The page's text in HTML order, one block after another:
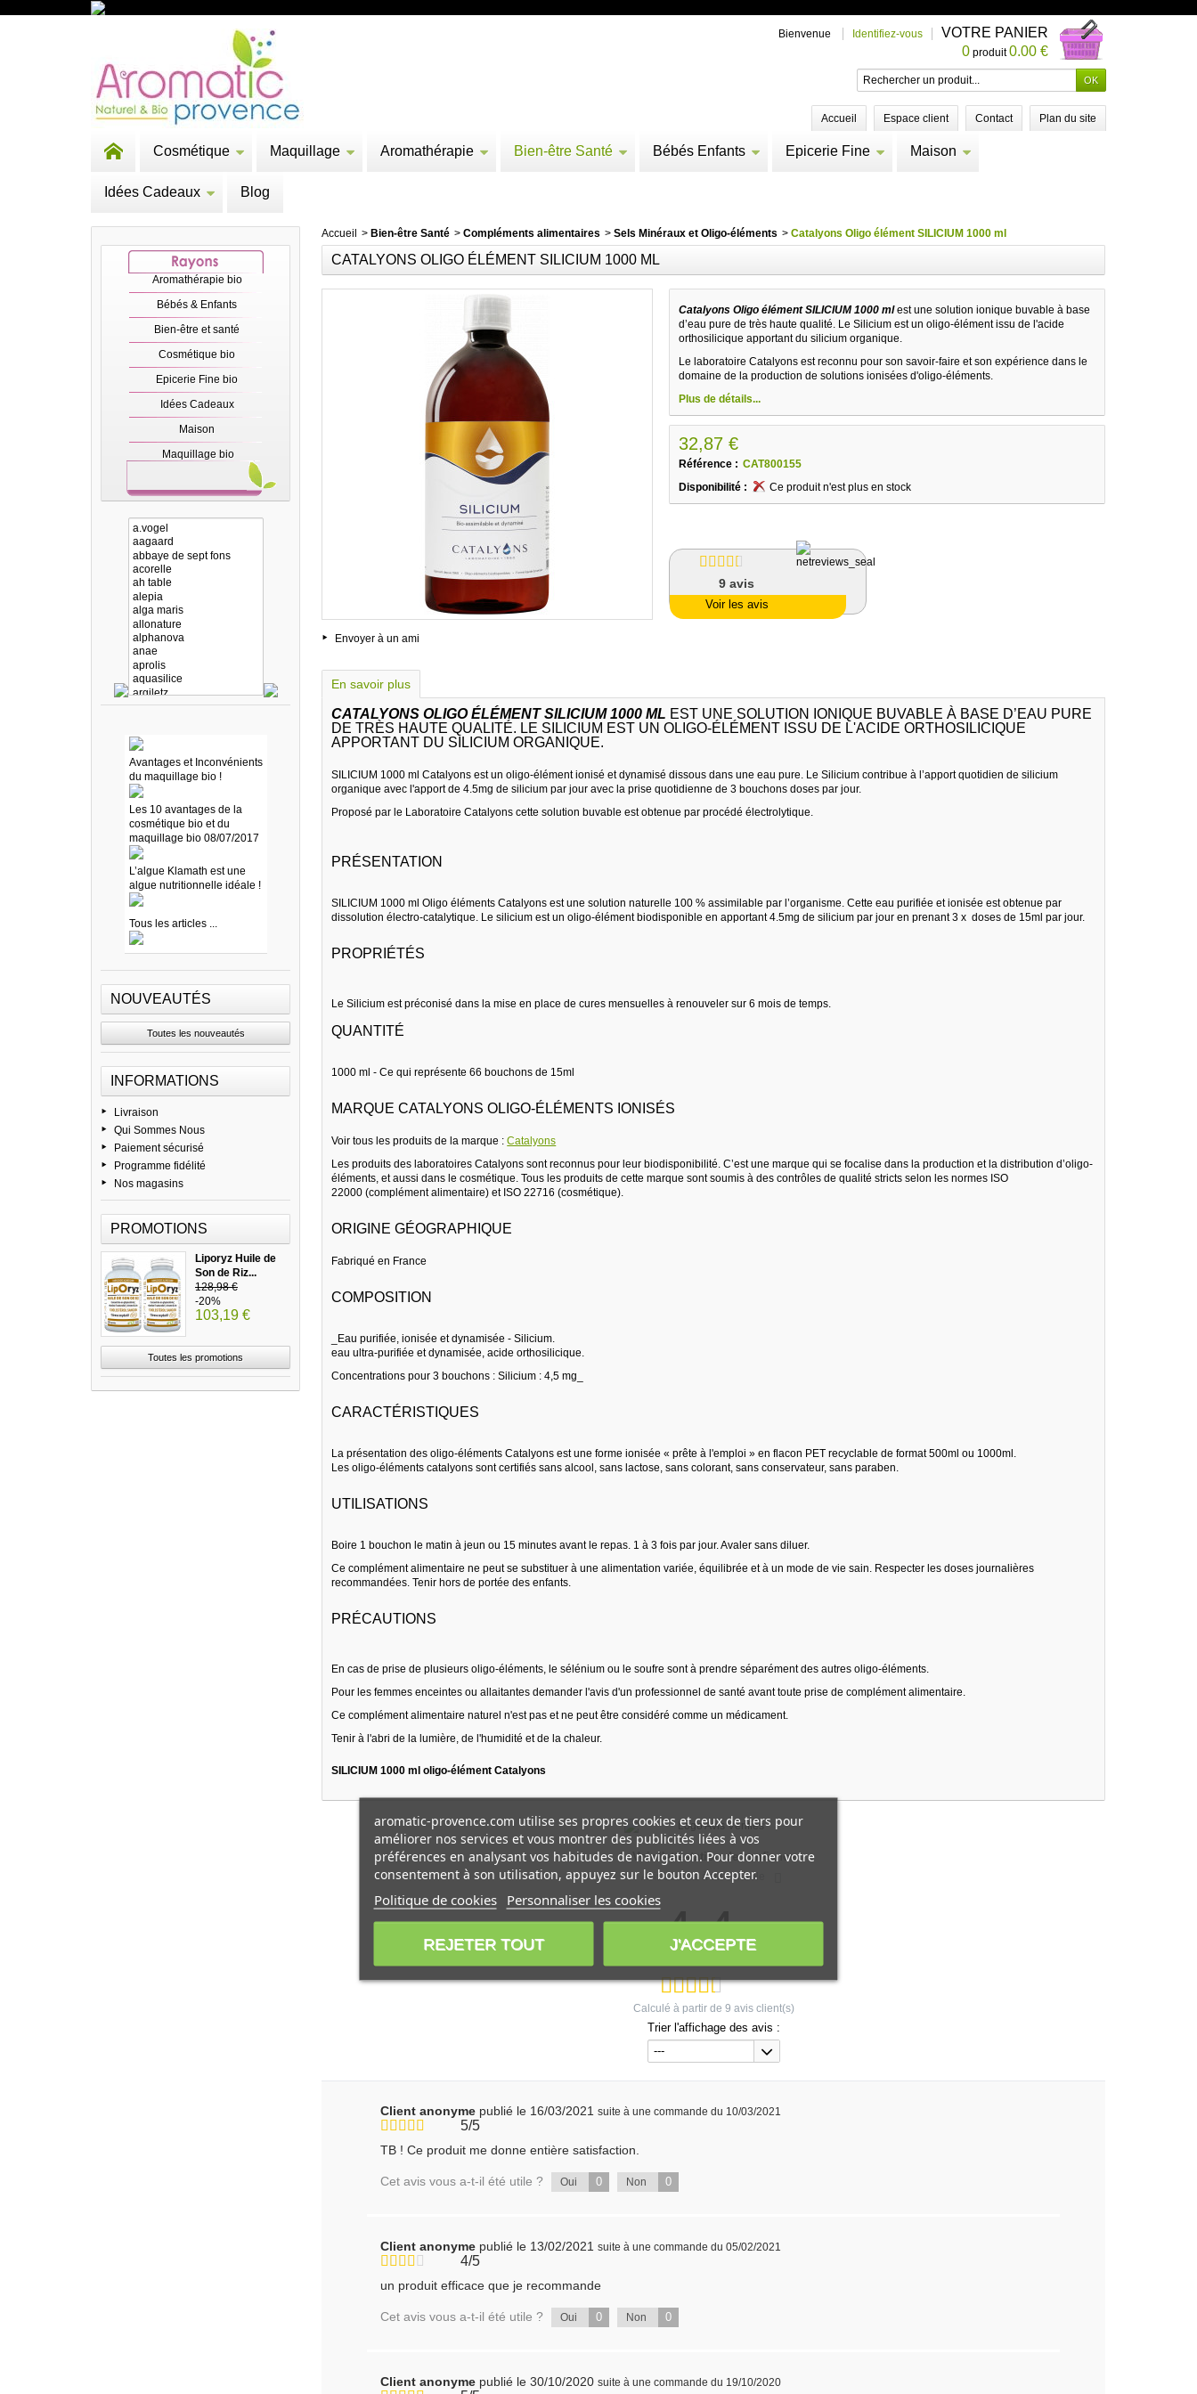
Bienvenue Identifiez-vous
VOTRE PANIER
0 produit0.00 €
Accueil Espace client Contact Plan du site
Cosmétique Maquillage Aromathérapie Bien-être Santé Bébés Enfants Epicerie Fine Maison
Idées Cadeaux Blog
Aromathérapie bio
Bébés & Enfants
Bien-être et santé
Cosmétique bio
Epicerie Fine bio
Idées Cadeaux
Maison
Maquillage bio
Avantages et Inconvénients
du maquillage bio !
Les 10 avantages de la
cosmétique bio et du
maquillage bio 08/07/2017
L’algue Klamath est une
algue nutritionnelle idéale !
Tous les articles ...
NOUVEAUTÉS
Toutes les nouveautés
INFORMATIONS
Livraison
Qui Sommes Nous
Paiement sécurisé
Programme fidélité
Nos magasins
PROMOTIONS
Liporyz Huile de
Son de Riz...
128,98 €
-20%
103,19 €
Toutes les promotions
Accueil > Bien-être Santé > Compléments alimentaires > Sels Minéraux et Oligo-éléments > Catalyons Oligo élément SILICIUM 1000 ml
CATALYONS OLIGO ÉLÉMENT SILICIUM 1000 ML
Envoyer à un ami
Catalyons Oligo élément SILICIUM 1000 mlest une solution ionique buvable à base
d’eau pure de très haute qualité. Le Silicium est un oligo-élément issu de l'acide
orthosilicique apportant du silicium organique.
Le laboratoire Catalyons est reconnu pour son savoir-faire et son expérience dans le
domaine de la production de solutions ionisées d'oligo-éléments.
Plus de détails...
32,87 €
Référence : CAT800155
Disponibilité :
Ce produit n'est plus en stock
9avis
Voir les avis
En savoir plus
CATALYONS OLIGO ÉLÉMENT SILICIUM 1000 ML EST UNE SOLUTION IONIQUE BUVABLE À BASE D’EAU PURE
DE TRÈS HAUTE QUALITÉ. LE SILICIUM EST UN OLIGO-ÉLÉMENT ISSU DE L'ACIDE ORTHOSILICIQUE
APPORTANT DU SILICIUM ORGANIQUE.
SILICIUM 1000 ml Catalyons est un oligo-élément ionisé et dynamisé dissous dans une eau pure. Le Silicium contribue à l’apport quotidien de silicium
organique avec l'apport de 4.5mg de silicium par jour avec la prise quotidienne de 3 bouchons doses par jour.
Proposé par le Laboratoire Catalyons cette solution buvable est obtenue par procédé électrolytique.
PRÉSENTATION
SILICIUM 1000 ml Oligo éléments Catalyons est une solution naturelle 100 % assimilable par l’organisme. Cette eau purifiée et ionisée est obtenue par
dissolution électro-catalytique. Le silicium est un oligo-élément biodisponible en apportant 4.5mg de silicium par jour en prenant 3 x doses de 15ml par jour.
PROPRIÉTÉS
Le Silicium est préconisé dans la mise en place de cures mensuelles à renouveler sur 6 mois de temps.
QUANTITÉ
1000 ml - Ce qui représente 66 bouchons de 15ml
MARQUE CATALYONS OLIGO-ÉLÉMENTS IONISÉS
Voir tous les produits de la marque :Catalyons
Les produits des laboratoires Catalyons sont reconnus pour leur biodisponibilité. C’est une marque qui se focalise dans la production et la distribution d’oligo-
éléments, et aussi dans le cosmétique. Tous les produits de cette marque sont soumis à des contrôles de qualité stricts selon les normes ISO
22000 (complément alimentaire) et ISO 22716 (cosmétique).
ORIGINE GÉOGRAPHIQUE
Fabriqué en France
COMPOSITION
_Eau purifiée, ionisée et dynamisée - Silicium.
eau ultra-purifiée et dynamisée, acide orthosilicique.
Concentrations pour 3 bouchons : Silicium : 4,5 mg_
CARACTÉRISTIQUES
La présentation des oligo-éléments Catalyons est une forme ionisée « prête à l'emploi » en flacon PET recyclable de format 500ml ou 1000ml.
Les oligo-éléments catalyons sont certifiés sans alcool, sans lactose, sans colorant, sans conservateur, sans paraben.
UTILISATIONS
Boire 1 bouchon le matin à jeun ou 15 minutes avant le repas. 1 à 3 fois par jour. Avaler sans diluer.
Ce complément alimentaire ne peut se substituer à une alimentation variée, équilibrée et à un mode de vie sain. Respecter les doses journalières
recommandées. Tenir hors de portée des enfants.
PRÉCAUTIONS
En cas de prise de plusieurs oligo-éléments, le sélénium ou le soufre sont à prendre séparément des autres oligo-éléments.
Pour les femmes enceintes ou allaitantes demander l'avis d'un professionnel de santé avant toute prise de complément alimentaire.
Ce complément alimentaire naturel n'est pas et ne peut être considéré comme un médicament.
Tenir à l'abri de la lumière, de l'humidité et de la chaleur.
SILICIUM 1000 ml oligo-élément Catalyons
Voir l'attestation de confiance
Avis soumis à un contrôle
4.4/5
Calculé à partir de 9 avis client(s)
Trier l'affichage des avis :
---
Client anonyme publié le 16/03/2021 suite à une commande du 10/03/2021
5/5
TB ! Ce produit me donne entière satisfaction.
Cet avis vous a-t-il été utile ? Oui 0 Non 0
Client anonyme publié le 13/02/2021 suite à une commande du 05/02/2021
4/5
un produit efficace que je recommande
Cet avis vous a-t-il été utile ? Oui 0 Non 0
Client anonyme publié le 30/10/2020 suite à une commande du 19/10/2020
aromatic-provence.com utilise ses propres cookies et ceux de tiers pour
améliorer nos services et vous montrer des publicités liées à vos
préférences en analysant vos habitudes de navigation. Pour donner votre
consentement à son utilisation, appuyez sur le bouton Accepter.
Politique de cookies Personnaliser les cookies
REJETER TOUT J'ACCEPTE